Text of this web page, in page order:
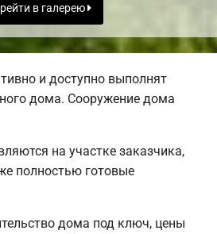
в галерею
и доступно выполнят
дома. Сооружение дома
на участке заказчика,
полностью готовые
дома под ключ, цены